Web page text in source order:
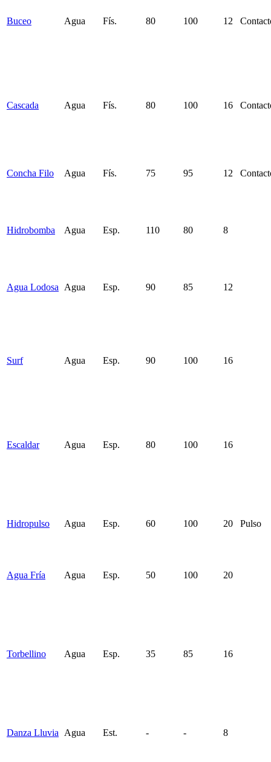
Buceo Agua Fís. 80 100 12
Cascada Agua Fís. 80 100 16
Concha Filo Agua Fís. 75 95 12
Hidrobomba Agua Esp. 110 80 8
Agua Lodosa Agua Esp. 90 85 12
Surf Agua Esp. 90 100 16
Escaldar Agua Esp. 80 100 16
Hidropulso Agua Esp. 60 100 20 Pulso
Agua Fría Agua Esp. 50 100 20
Torbellino Agua Esp. 35 85 16
Danza Lluvia Agua Est. - - 8